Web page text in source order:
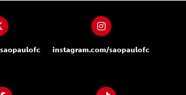
instagram.com/saopaulofc